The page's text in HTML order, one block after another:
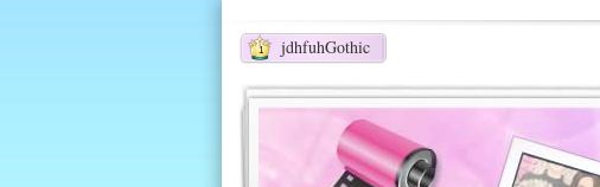
jdhfuhGothic
1